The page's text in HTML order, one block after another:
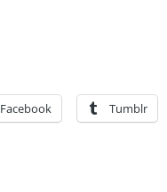
Facebook Tumblr